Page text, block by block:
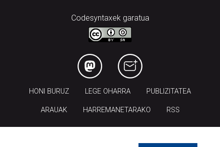
Codesyntaxek garatua
HONI BURUZ LEGE OHARRA PUBLIZITATEA
ARAUAK HARREMANETARAKO RSS